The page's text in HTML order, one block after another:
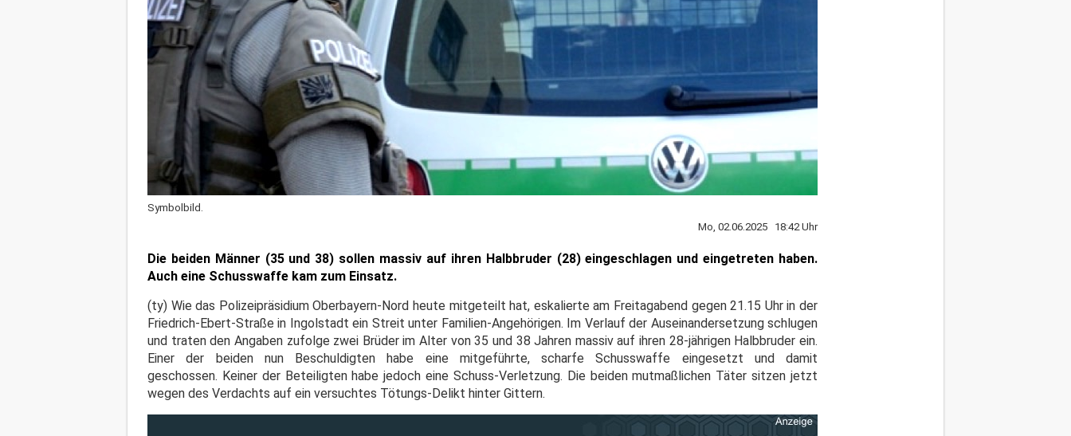
Symbolbild.
Mo, 02.06.2025 18:42 Uhr
Die beiden Männer (35 und 38) sollen massiv auf ihren Halbbruder (28) eingeschlagen und eingetreten haben.
Auch eine Schusswaffe kam zum Einsatz.
(ty) Wie das Polizeipräsidium Oberbayern-Nord heute mitgeteilt hat, eskalierte am Freitagabend gegen 21.15 Uhr in der
Friedrich-Ebert-Straße in Ingolstadt ein Streit unter Familien-Angehörigen. Im Verlauf der Auseinandersetzung schlugen
und traten den Angaben zufolge zwei Brüder im Alter von 35 und 38 Jahren massiv auf ihren 28-jährigen Halbbruder ein.
Einer der beiden nun Beschuldigten habe eine mitgeführte, scharfe Schusswaffe eingesetzt und damit
geschossen. Keiner der Beteiligten habe jedoch eine Schuss-Verletzung. Die beiden mutmaßlichen Täter sitzen jetzt
wegen des Verdachts auf ein versuchtes Tötungs-Delikt hinter Gittern.